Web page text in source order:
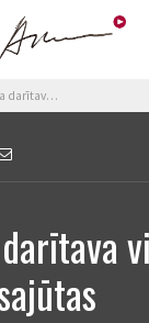
Līgo svētku sajūtas